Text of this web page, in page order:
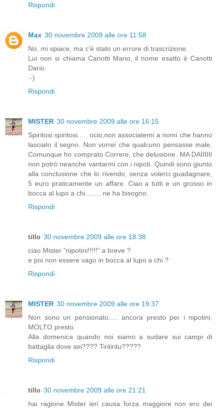
Rispondi
Max 30 novembre 2009 alle ore 11:58
No, mi spiace, ma c'è stato un errore di trascrizione.
Lui non si chiama Canotti Mario, il nome esatto è Canotti
Dario.
:-)
Rispondi
MISTER 30 novembre 2009 alle ore 16:15
Spiritosi spiritosi..... ocio,non associatemi a nomi che hanno
lasciato il segno. Non vorrei che qualcuno pensasse male.
Comunque ho comprato Correre, che delusione. MA DAIIIIII
non potrò neanche vantarmi con i nipoti. Quindi sono giunto
alla conclusione che lo rivendo, senza volerci guadagnare,
5 euro praticamente un affare. Ciao a tutti e un grosso in
bocca al lupo a chi........ ne ha bisogno.
Rispondi
tillo 30 novembre 2009 alle ore 18:38
ciao Mister "nipotini!!!!!" a breve ?
e poi non essere vago in bocca al lupo a chi ?
Rispondi
MISTER 30 novembre 2009 alle ore 19:37
Non sono un pensionato..... ancora presto per i nipotini,
MOLTO presto.
Alla domenica quando noi siamo a sudare sui campi di
battaglia dove sei???? Tiritiritu?????
Rispondi
tillo 30 novembre 2009 alle ore 21:21
hai ragione Mister ieri causa forza maggiore non ero dei